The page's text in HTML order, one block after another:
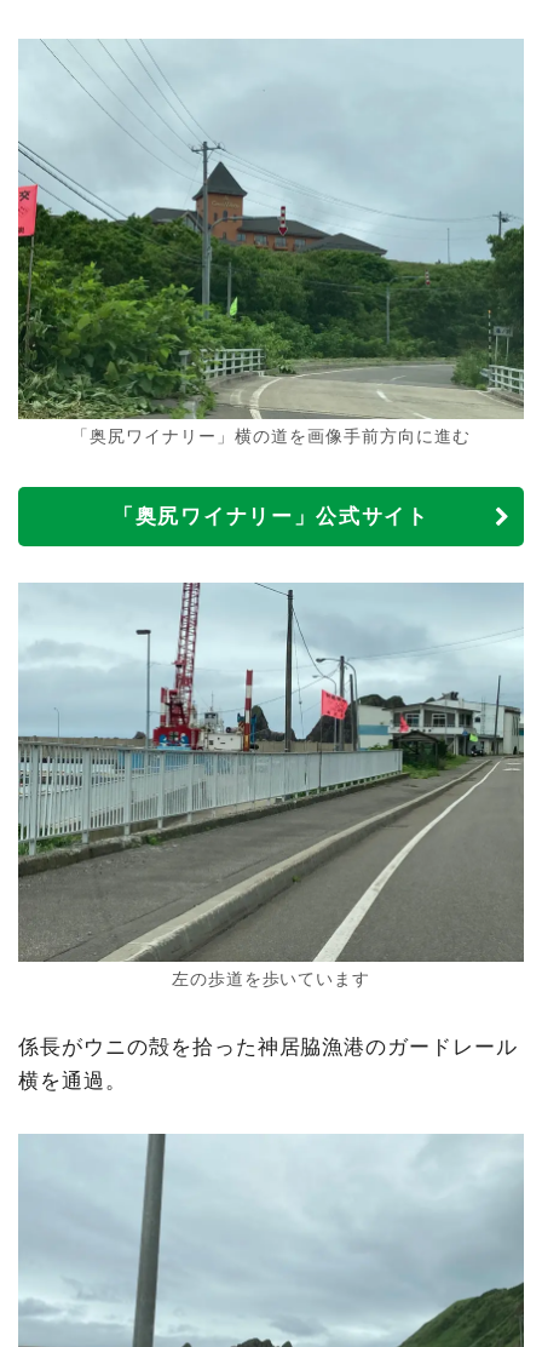
「奥尻ワイナリー」横の道を画像手前方向に進む
「奥尻ワイナリー」公式サイト
左の歩道を歩いています
係長がウニの殻を拾った神居脇漁港のガードレール
横を通過。